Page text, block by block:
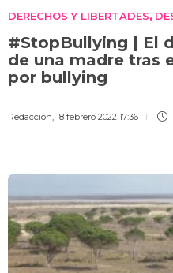
DERECHOS Y LIBERTADES,
#StopBullying | El
de una madre tras
por bullying
Redaccion 18 febrero 2022 17:36